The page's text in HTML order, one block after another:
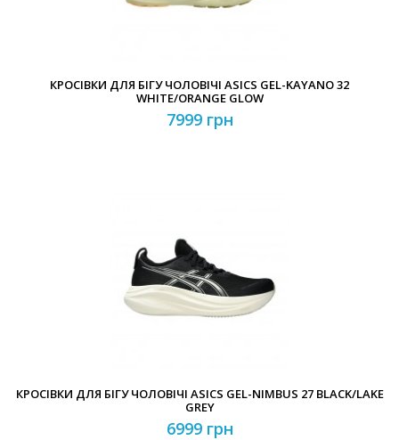
КРОСІВКИ ДЛЯ БІГУ ЧОЛОВІЧІ ASICS GEL-KAYANO 32
WHITE/ORANGE GLOW
7999 грн
КРОСІВКИ ДЛЯ БІГУ ЧОЛОВІЧІ ASICS GEL-NIMBUS 27 BLACK/LAKE
GREY
6999 грн